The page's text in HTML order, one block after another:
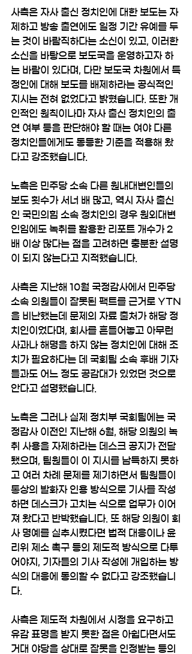
사측은 자사 출신 정치인에 대한 보도는 자
제하고 방송 출연에도 일정 기간 유예를 두
는 것이 바람직하다는 소신이 있고, 이러한
소신을 바탕으로 보도국을 운영하고자 하
는 바람이 있다며, 다만 보도국 차원에서 특
정인에 대해 보도를 배제하라는 공식적인
지시는 전혀 없었다고 밝혔습니다. 또한 개
인적인 원칙이나마 자사 출신 정치인의 출
연 여부 등을 판단해야 할 때는 여야 다른
정치인들에게도 동등한 기준을 적용해 왔
다고 강조했습니다.
노측은 민주당 소속 다른 원내대변인들의
보도 횟수가 서너 배 많고, 역시 자사 출신
인 국민의힘 소속 정치인의 경우 원외대변
인임에도 녹취를 활용한 리포트 개수가 2
배 이상 많다는 점을 고려하면 충분한 설명
이 되지 않는다고 지적했습니다.
사측은 지난해 10월 국정감사에서 민주당
소속 의원들이 잘못된 팩트를 근거로 YTN
을 비난했는데 문제의 자료 출처가 해당 정
치인이었다며, 회사를 흔들어놓고 아무런
사과나 해명을 하지 않는 정치인에 대해 조
치가 필요하다는 데 국회팀 소속 후배 기자
들과도 어느 정도 공감대가 있었던 것으로
안다고 설명했습니다.
노측은 그러나 실제 정치부 국회팀에는 국
정감사 이전인 지난해 6월, 해당 의원의 녹
취 사용을 자제하라는 데스크 공지가 전달
됐으며, 팀원들이 이 지시를 납득하지 못하
고 여러 차례 문제를 제기하면서 팀원들이
통상의 발화자 인용 방식으로 기사를 작성
하면 데스크가 고치는 식으로 업무가 이어
져 왔다고 반박했습니다. 또 해당 의원이 회
사 명예를 실추시켰다면 법적 대응이나 윤
리위 제소 촉구 등의 제도적 방식으로 다투
어야지, 기자들의 기사 작성에 개입하는 방
식의 대응에 동의할 수 없다고 강조했습니
다.
사측은 제도적 차원에서 시정을 요구하고
유감 표명을 받지 못한 점은 아쉽다면서도
거대 야당을 상대로 잘못을 인정받는 등의